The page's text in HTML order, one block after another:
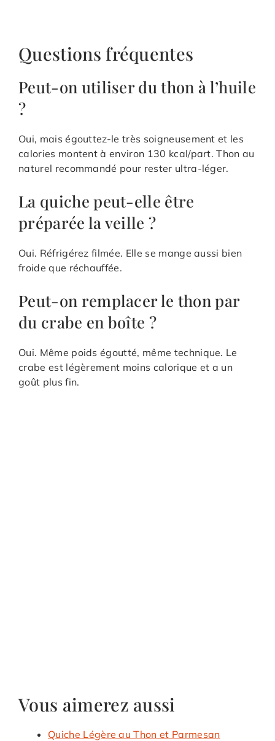
Questions fréquentes
Peut-on utiliser du thon à l’huile
?
Oui, mais égouttez-le très soigneusement et les
calories montent à environ 130 kcal/part. Thon au
naturel recommandé pour rester ultra-léger.
La quiche peut-elle être
préparée la veille ?
Oui. Réfrigérez filmée. Elle se mange aussi bien
froide que réchauffée.
Peut-on remplacer le thon par
du crabe en boîte ?
Oui. Même poids égoutté, même technique. Le
crabe est légèrement moins calorique et a un
goût plus fin.
Vous aimerez aussi
Quiche Légère au Thon et Parmesan